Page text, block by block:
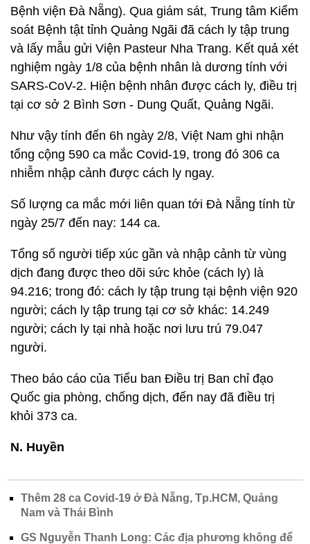
Bệnh viện Đà Nẵng). Qua giám sát, Trung tâm Kiểm
soát Bệnh tật tỉnh Quảng Ngãi đã cách ly tập trung
và lấy mẫu gửi Viện Pasteur Nha Trang. Kết quả xét
nghiệm ngày 1/8 của bệnh nhân là dương tính với
SARS-CoV-2. Hiện bệnh nhân được cách ly, điều trị
tại cơ sở 2 Bình Sơn - Dung Quất, Quảng Ngãi.
Như vậy tính đến 6h ngày 2/8, Việt Nam ghi nhận
tổng cộng 590 ca mắc Covid-19, trong đó 306 ca
nhiễm nhập cảnh được cách ly ngay.
Số lượng ca mắc mới liên quan tới Đà Nẵng tính từ
ngày 25/7 đến nay: 144 ca.
Tổng số người tiếp xúc gần và nhập cảnh từ vùng
dịch đang được theo dõi sức khỏe (cách ly) là
94.216; trong đó: cách ly tập trung tại bệnh viện 920
người; cách ly tập trung tại cơ sở khác: 14.249
người; cách ly tại nhà hoặc nơi lưu trú 79.047
người.
Theo báo cáo của Tiểu ban Điều trị Ban chỉ đạo
Quốc gia phòng, chống dịch, đến nay đã điều trị
khỏi 373 ca.
N. Huyền
Thêm 28 ca Covid-19 ở Đà Nẵng, Tp.HCM, Quảng
Nam và Thái Bình
GS Nguyễn Thanh Long: Các địa phương không để